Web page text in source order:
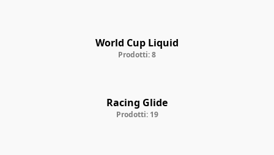
World Cup Liquid
Prodotti: 8
Racing Glide
Prodotti: 19